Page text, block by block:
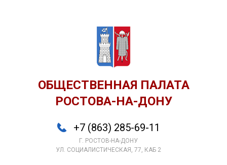
ОБЩЕСТВЕННАЯ ПАЛАТА
РОСТОВА-НА-ДОНУ
+7 (863) 285-69-11
Г. РОСТОВ-НА-ДОНУ
УЛ. СОЦИАЛИСТИЧЕСКАЯ, 77, КАБ 2